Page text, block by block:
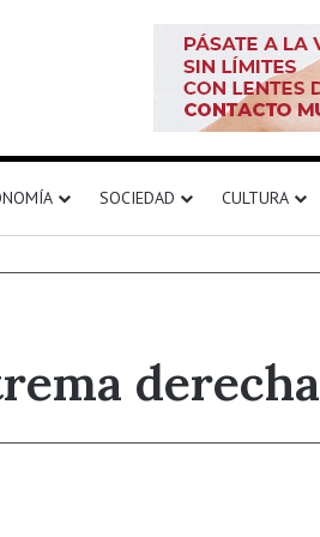
SOCIEDAD CULTURA
derecha